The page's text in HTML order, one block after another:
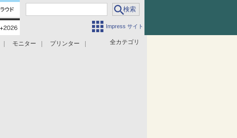
Impress サイト
全カテゴリ
モニター
プリンター